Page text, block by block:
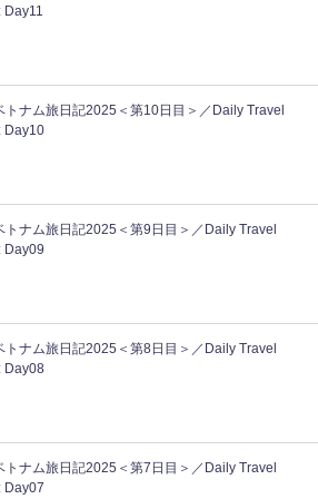
Day11
トナム旅日記2025＜第10日目＞／Daily Travel
Day10
トナム旅日記2025＜第9日目＞／Daily Travel
Day09
トナム旅日記2025＜第8日目＞／Daily Travel
Day08
トナム旅日記2025＜第7日目＞／Daily Travel
Day07